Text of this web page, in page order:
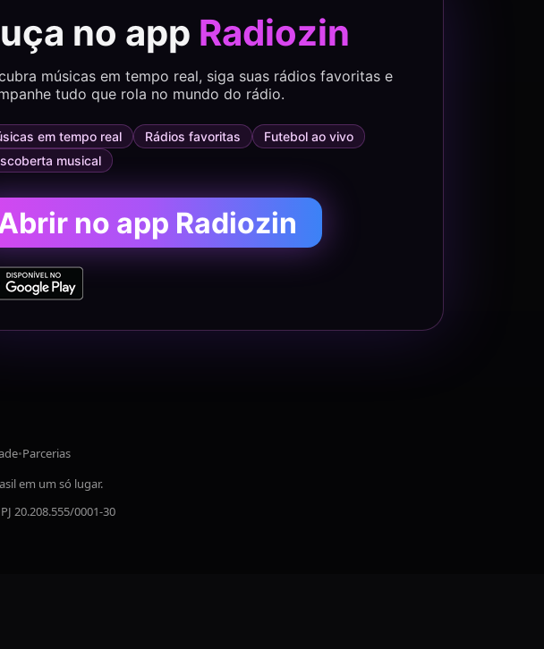
no app Radiozin
músicas em tempo real, siga suas rádios favoritas e
tudo que rola no mundo do rádio.
em tempo real Rádios favoritas
Futebol ao vivo
musical
no app Radiozin
•Parcerias
em um só lugar.
20.208.555/0001-30